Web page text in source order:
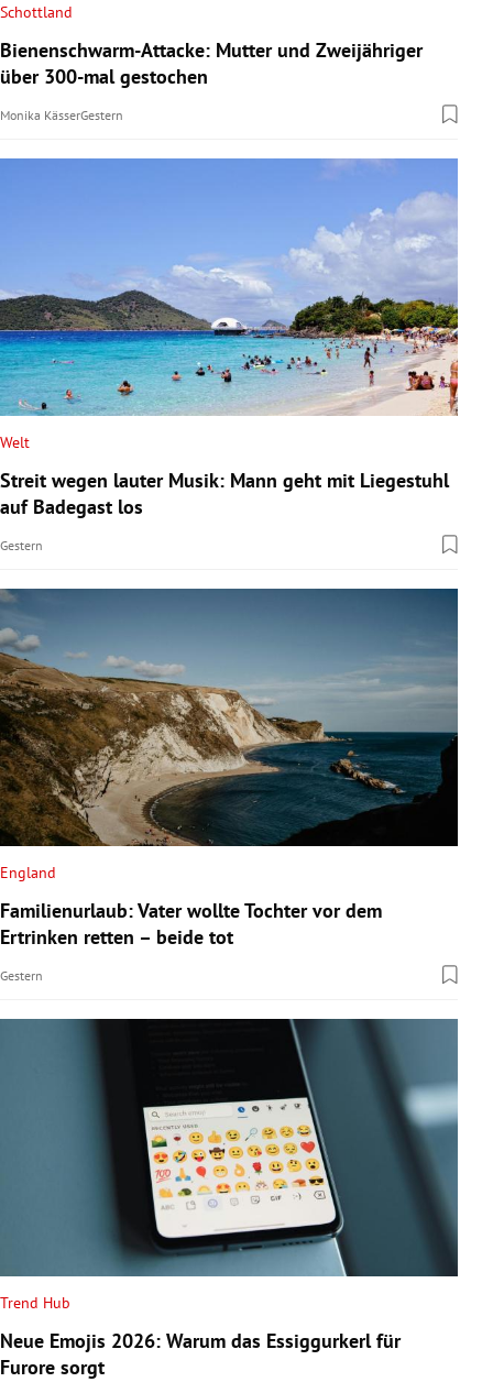
Schottland
Bienenschwarm-Attacke: Mutter und Zweijähriger
über 300-mal gestochen
Monika KässerGestern
Welt
Streit wegen lauter Musik: Mann geht mit Liegestuhl
auf Badegast los
Gestern
England
Familienurlaub: Vater wollte Tochter vor dem
Ertrinken retten – beide tot
Gestern
Trend Hub
Neue Emojis 2026: Warum das Essiggurkerl für
Furore sorgt